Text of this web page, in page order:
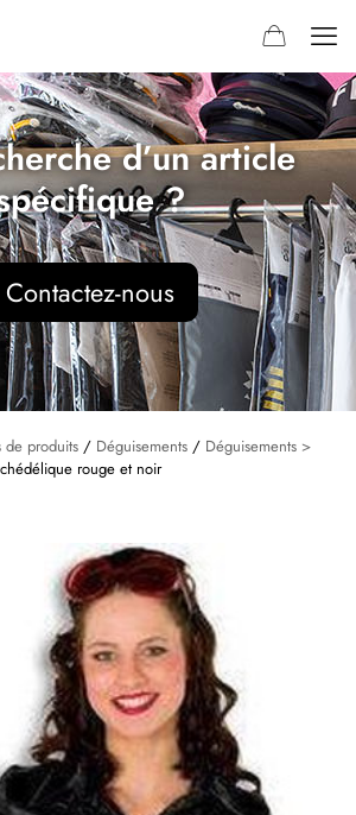
d’un article
?
Contactez-nous
de produits / Déguisements / Déguisements >
rouge et noir